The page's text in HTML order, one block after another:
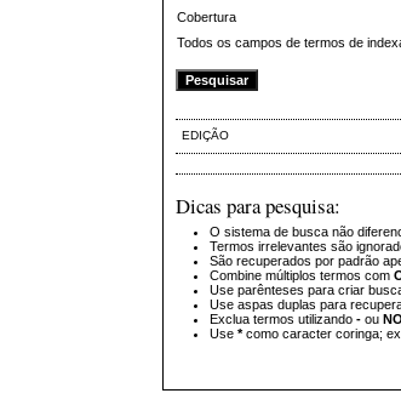
Cobertura
Todos os campos de termos de
EDIÇÃO
Dicas para pesquisa:
O sistema de busca não
Termos irrelevantes são
São recuperados por padrão
Combine múltiplos termos com
Use parênteses para criar
Use aspas duplas para
Exclua termos utilizando- ou
Use*como caracter coringa;